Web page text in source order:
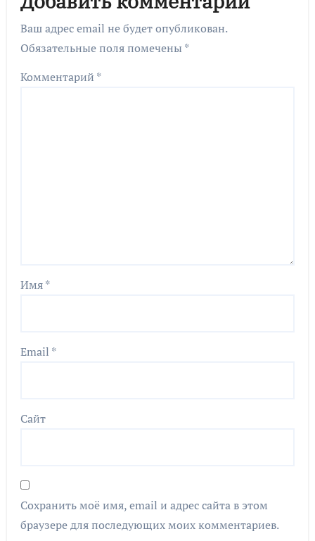
Ваш адрес email не будет опубликован.
Обязательные поля помечены *
Комментарий *
Имя*
Email *
Сайт
Сохранить моё имя, email и адрес сайта в этом
браузере для последующих моих комментариев.